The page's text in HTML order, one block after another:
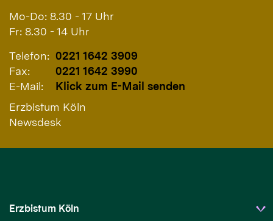
Mo-Do: 8.30 - 17 Uhr
Fr: 8.30 - 14 Uhr
Telefon: 0221 1642 3909
Fax:
0221 1642 3990
E-Mail:
Klick zum E-Mail senden
Erzbistum Köln
Newsdesk
Erzbistum Köln